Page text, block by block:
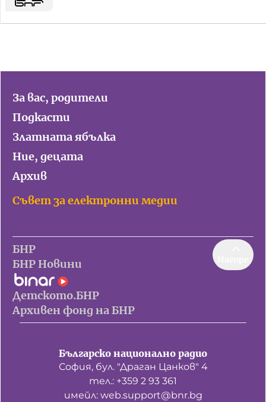
За вас, родители
Подкасти
Златната ябълка
Ние, децата
Архив
Съвет за електронни медии
БНР
БНР Новини
Детското.БНР
Архивен фонд на БНР
Българско национално радио
София, бул. "Драган Цанков" 4
тел.: +359 2 93 361
имейл: web.support@bnr.bg